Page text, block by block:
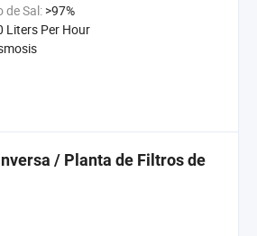
de Sal: >97%
Liters Per Hour
/ Planta de Filtros de